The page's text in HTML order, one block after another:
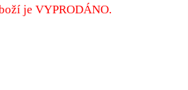
je VYPRODÁNO.